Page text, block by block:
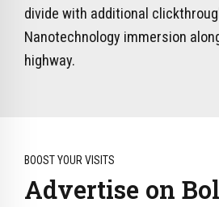
divide with additional
Nanotechnology immersion
highway.
BOOST YOUR VISITS
Advertise on